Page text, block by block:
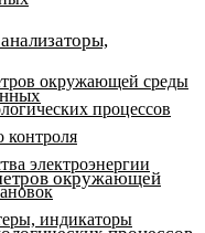
окружающей среды
процессов
контроля
электроэнергии
индикаторы
окружающей